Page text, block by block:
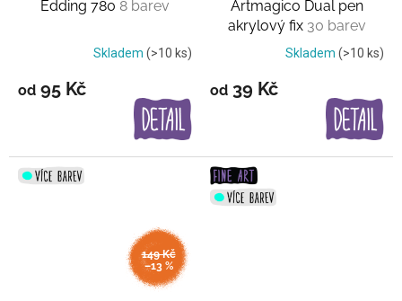
Edding 780 8 barev
Skladem (>10 ks)
od 95 Kč
Artmagico Dual pen
akrylový fix 30 barev
Skladem (>10 ks)
od 39 Kč
149 Kč
–13 %